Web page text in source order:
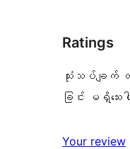
Ratings
သုံးသပ်ချက်
ခြင်း မရှိသေး
Your review